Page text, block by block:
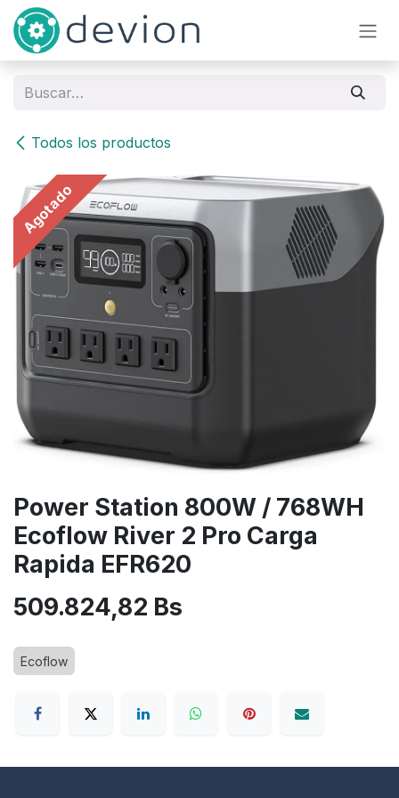
Ir al contenido
Todos los productos
Agotado
Power Station 800W / 768WH
Ecoflow River 2 Pro Carga
Rapida EFR620
509.824,82 Bs
Ecoflow